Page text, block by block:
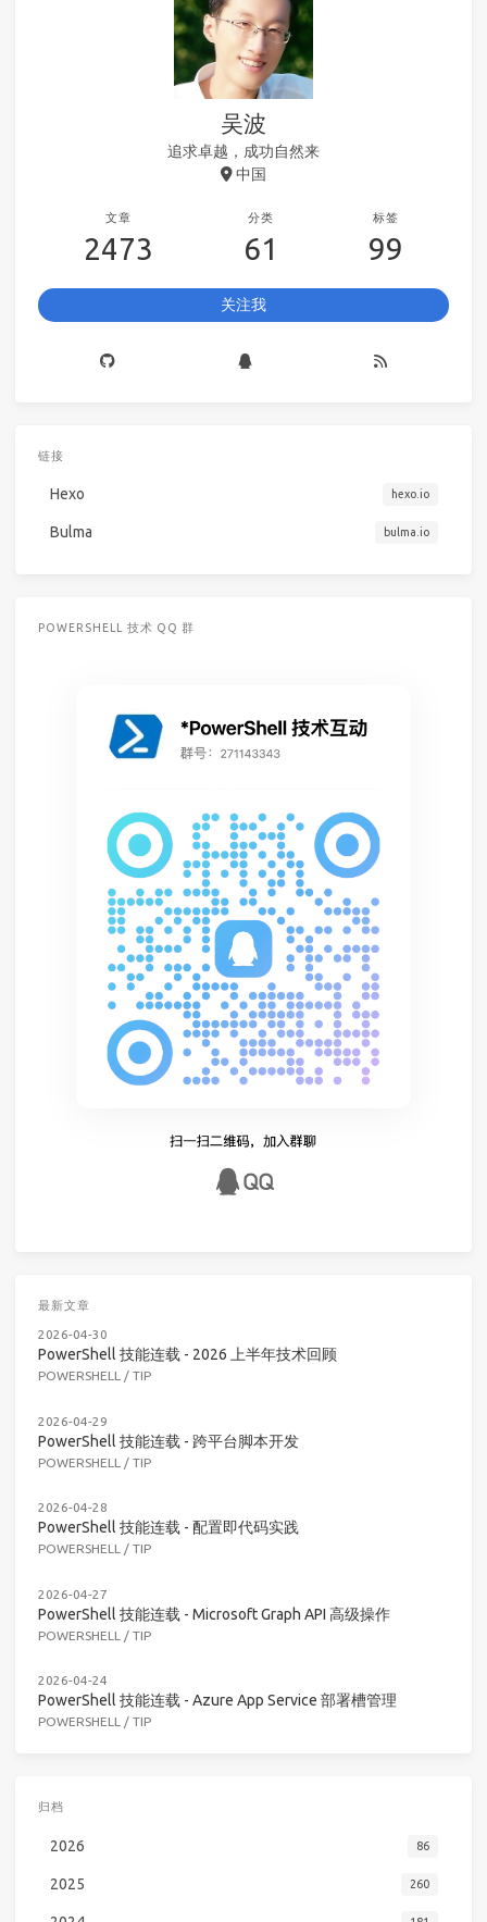
吴波
追求卓越，成功自然来
中国
文章
2473
分类
61
标签
99
关注我
链接
Hexo hexo.io
Bulma bulma.io
POWERSHELL 技术 QQ 群
最新文章
2026-04-30
PowerShell 技能连载 - 2026 上半年技术回顾
POWERSHELL / TIP
2026-04-29
PowerShell 技能连载 - 跨平台脚本开发
POWERSHELL / TIP
2026-04-28
PowerShell 技能连载 - 配置即代码实践
POWERSHELL / TIP
2026-04-27
PowerShell 技能连载 - Microsoft Graph API 高级操作
POWERSHELL / TIP
2026-04-24
PowerShell 技能连载 - Azure App Service 部署槽管理
POWERSHELL / TIP
归档
2026 86
2025 260